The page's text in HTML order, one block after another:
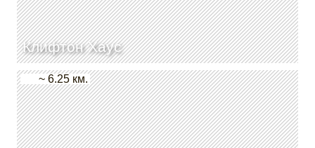
Клифтон Хаус
~ 6.25 км.